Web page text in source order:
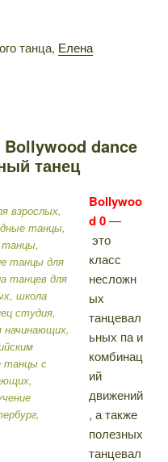
танца, Елена
dance
танец
Bollywoo
d 0—
это
класс
несложн
ых
танцевал
ьных па и
комбинац
ий
движений
, а также
полезных
танцевал